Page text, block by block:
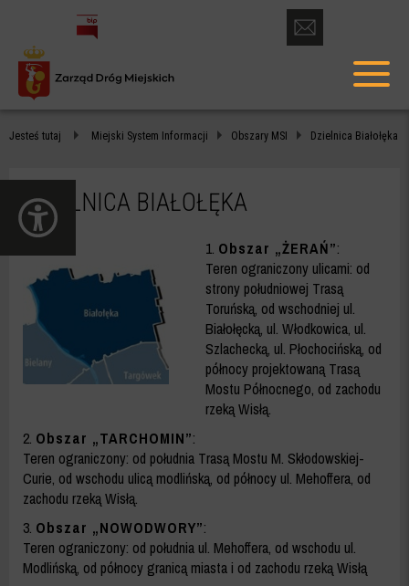
DZIELNICA
-
ZDM
WARSZAWA
otwórz
formularz
kontaktowy
menu
Jesteś tutaj Miejski System Informacji Obszary MSI Dzielnica Białołęka
DZIELNICA BIAŁOŁĘKA
1. Obszar „ŻERAŃ”:
Teren ograniczony ulicami: od
strony południowej Trasą
Toruńską, od wschodniej ul.
Białołęcką, ul. Włodkowica, ul.
Szlachecką, ul. Płochocińską, od
północy projektowaną Trasą
Mostu Północnego, od zachodu
rzeką Wisłą.
2. Obszar „TARCHOMIN”:
Teren ograniczony: od południa Trasą Mostu M. Skłodowskiej-
Curie, od wschodu ulicą modlińską, od północy ul. Mehoffera, od
zachodu rzeką Wisłą.
3. Obszar „NOWODWORY”:
Teren ograniczony: od południa ul. Mehoffera, od wschodu ul.
Modlińską, od północy granicą miasta i od zachodu rzeką Wisłą
otwórz